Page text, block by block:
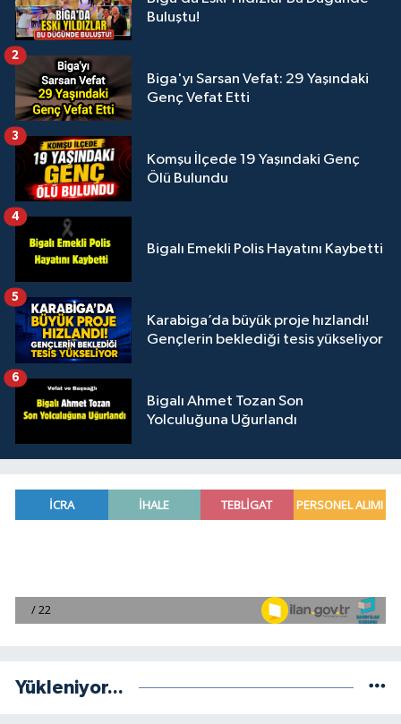
Buluştu!
Biga'yı Sarsan Vefat: 29 Yaşındaki
Genç Vefat Etti
2
Komşu İlçede 19 Yaşındaki Genç
Ölü Bulundu
3
Bigalı Emekli Polis Hayatını Kaybetti
4
Karabiga’da büyük proje hızlandı!
Gençlerin beklediği tesis yükseliyor
5
Bigalı Ahmet Tozan Son
Yolculuğuna Uğurlandı
6
Yükleniyor...